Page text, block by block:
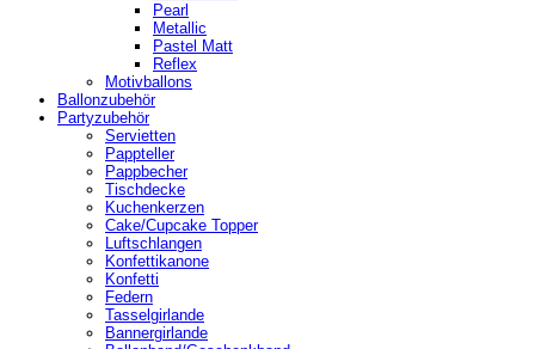
Pearl
Metallic
Pastel Matt
Reflex
Motivballons
Ballonzubehör
Partyzubehör
Servietten
Pappteller
Pappbecher
Tischdecke
Kuchenkerzen
Cake/Cupcake Topper
Luftschlangen
Konfettikanone
Konfetti
Federn
Tasselgirlande
Bannergirlande